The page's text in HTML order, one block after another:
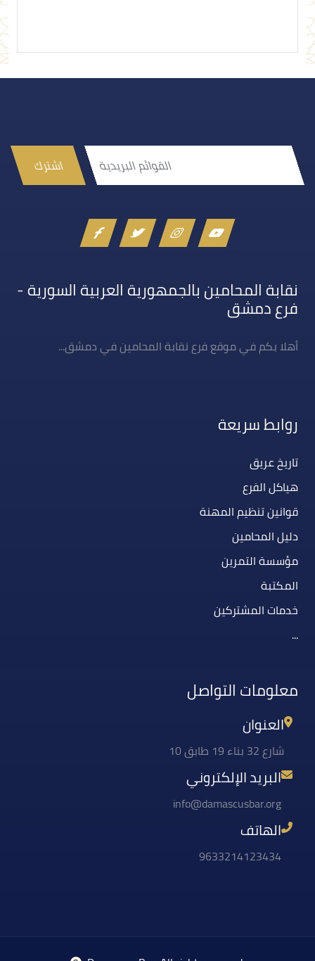
اشترك
نقابة المحامين بالجمهورية العربية السورية -
فرع دمشق
أهلا بكم في موقع فرع نقابة المحامين في دمشق...
روابط سريعة
تاريخ عريق
هياكل الفرع
قوانين تنظيم المهنة
دليل المحامين
مؤسسة التمرين
المكتبة
خدمات المشتركين
...
معلومات التواصل
العنوان
شارع 32 بناء 19 طابق 10
البريد الإلكتروني
info@damascusbar.org
الهاتف
9633214123434